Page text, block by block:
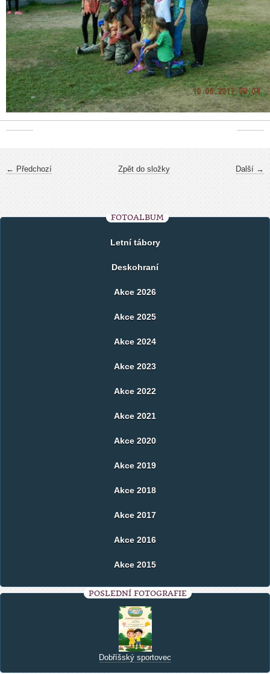
← Předchozí Další →
Zpět do složky
FOTOALBUM
Letní tábory
Deskohraní
Akce 2026
Akce 2025
Akce 2024
Akce 2023
Akce 2022
Akce 2021
Akce 2020
Akce 2019
Akce 2018
Akce 2017
Akce 2016
Akce 2015
POSLEDNÍ FOTOGRAFIE
Dobříšský sportovec